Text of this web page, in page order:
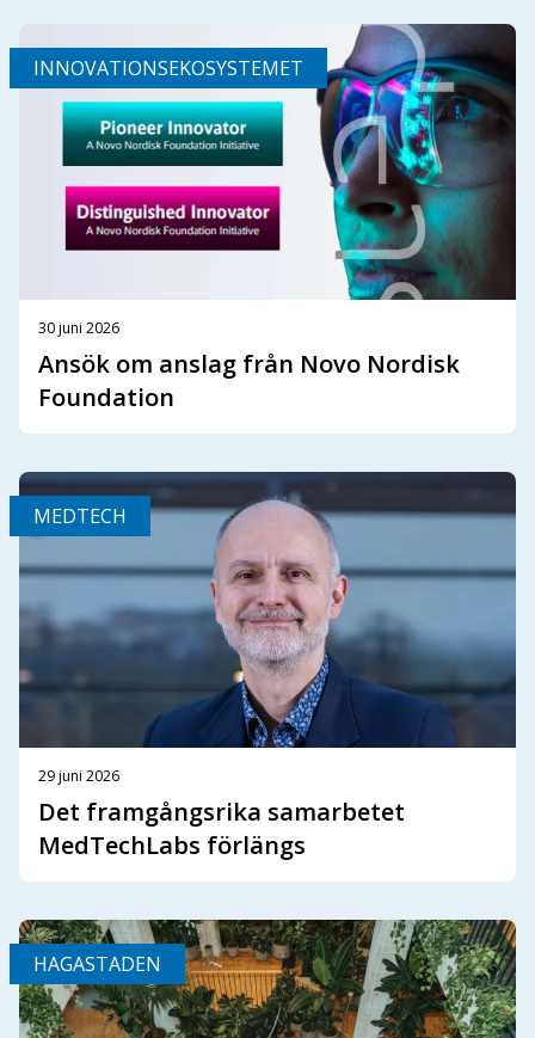
INNOVATIONSEKOSYSTEMET
30 juni 2026
Ansök om anslag från Novo Nordisk
Foundation
MEDTECH
29 juni 2026
Det framgångsrika samarbetet
MedTechLabs förlängs
HAGASTADEN